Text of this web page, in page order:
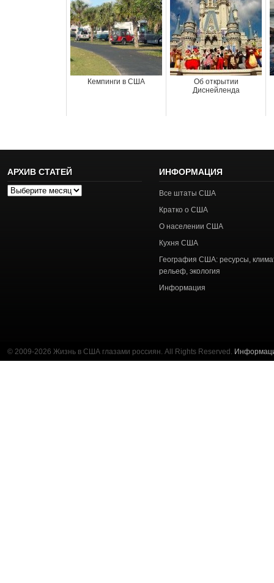
Кемпинги в США
Об открытии
Диснейленда
АРХИВ СТАТЕЙ
Архив
ИНФОРМАЦИЯ
Все штаты США
Кратко о США
О населении США
Кухня США
География США: ресурсы,
рельеф, экология
Информация
© 2009-2026 Жизнь в США глазами россиян. All Rights Reserved.